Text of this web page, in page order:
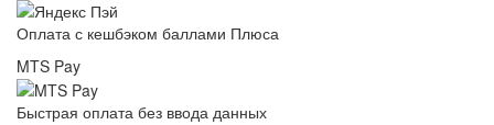
Оплата с кешбэком баллами Плюса
MTS Pay
Быстрая оплата без ввода данных